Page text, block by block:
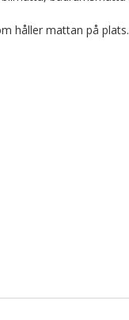
håller mattan på plats.